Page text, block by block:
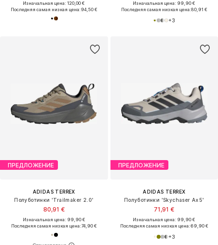
Изначальная цена: 120,00 €
Последняя самая низкая цена:94,50 €
Изначальная цена: 99,90 €
Последняя самая низкая цена:80,91 €
+3
ПРЕДЛОЖЕНИЕ
ADIDAS TERREX
Полуботинки 'Trailmaker 2.0'
80,91 €
Изначальная цена: 99,90 €
Последняя самая низкая цена:74,90 €
ПРЕДЛОЖЕНИЕ
ADIDAS TERREX
Полуботинки 'Skychaser Ax5'
71,91 €
Изначальная цена: 99,90 €
Последняя самая низкая цена:69,90 €
+3